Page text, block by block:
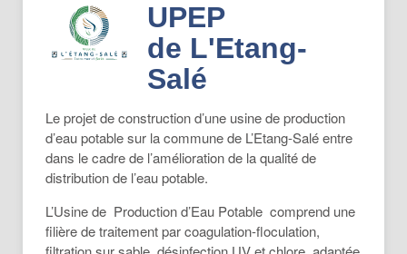
UPEP
de L'Etang-
Salé
Le projet de construction d’une usine de production
d’eau potable sur la commune de L’Etang-Salé entre
dans le cadre de l’amélioration de la qualité de
distribution de l’eau potable.
L’Usine de Production d’Eau Potable comprend une
filière de traitement par coagulation-floculation,